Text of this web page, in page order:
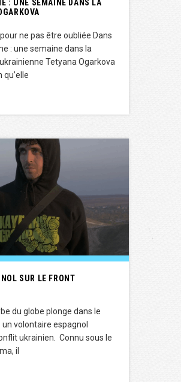
: UNE SEMAINE DANS LA
ne pas être oubliée Dans
: une semaine dans la
Tetyana Ogarkova
SUR LE FRONT
du globe plonge dans le
volontaire espagnol
ukrainien. Connu sous le
il